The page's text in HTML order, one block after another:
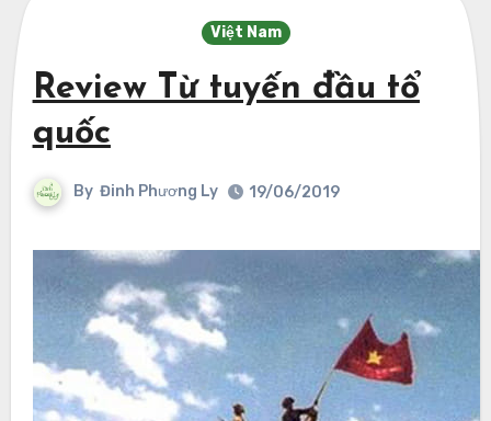
Việt Nam
Review Từ tuyến đầu tổ
quốc
By Đinh Phương Ly 19/06/2019